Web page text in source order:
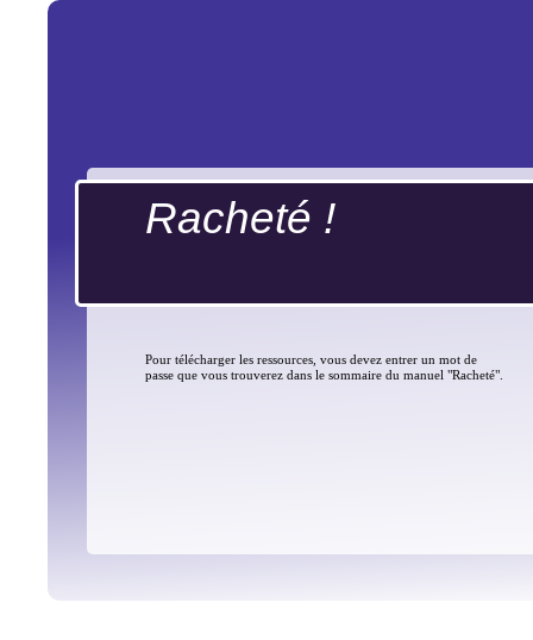
Racheté !
Pour télécharger les ressources, vous devez entrer un mot de
passe que vous trouverez dans le sommaire du manuel "Racheté".